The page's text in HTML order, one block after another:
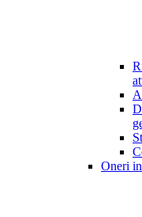
Oneri